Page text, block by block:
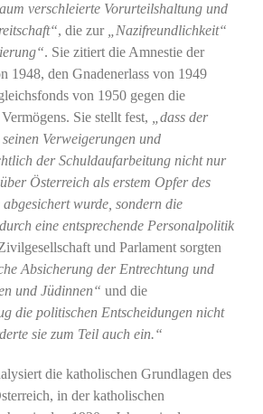
verschleierte Vorurteilshaltung und
, die zur
„Nazifreundlichkeit“
. Sie zitiert die Amnestie der
1948, den Gnadenerlass von 1949
von 1950 gegen die
Sie stellt fest,
„dass der
Verweigerungen und
der Schuldaufarbeitung nicht nur
Österreich als erstem Opfer des
wurde, sondern die
eine entsprechende Personalpolitik
und Parlament sorgten
Absicherung der Entrechtung und
und Jüdinnen“ und die
die politischen Entscheidungen nicht
sie zum Teil auch ein.“
die katholischen Grundlagen des
in der katholischen